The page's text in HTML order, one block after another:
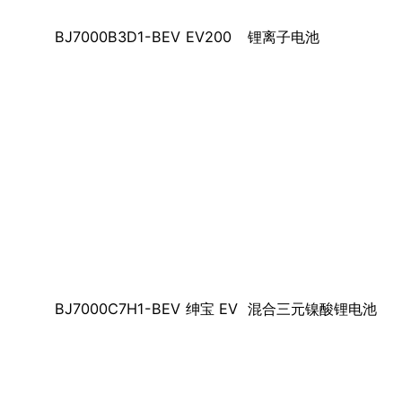
BJ7000B3D1-BEV EV200 锂离子电池
BJ7000C7H1-BEV 绅宝 EV 混合三元镍酸锂电池